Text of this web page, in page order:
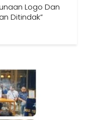
Logo Dan
Ditindak”